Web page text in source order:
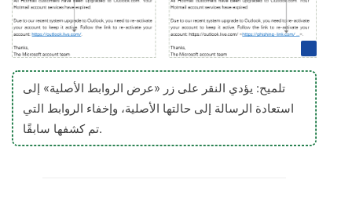
تلميح: يؤدي النقر على زر «عرض الروابط الأصلية» إلى
استعادة الرسالة إلى حالتها الأصلية، وإخفاء الروابط التي
تم كشفها سابقًا.